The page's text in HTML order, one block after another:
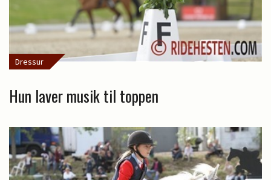
Dressur
Hun laver musik til toppen